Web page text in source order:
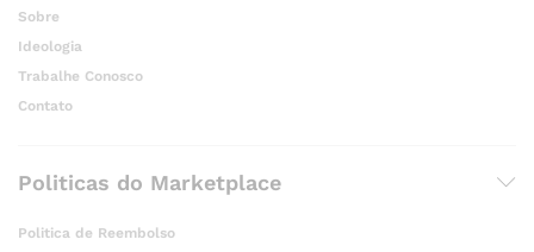
Sobre
Ideologia
Trabalhe Conosco
Contato
Politicas do Marketplace
Politica de Reembolso